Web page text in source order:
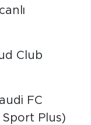
Club
FC
Sport Plus)